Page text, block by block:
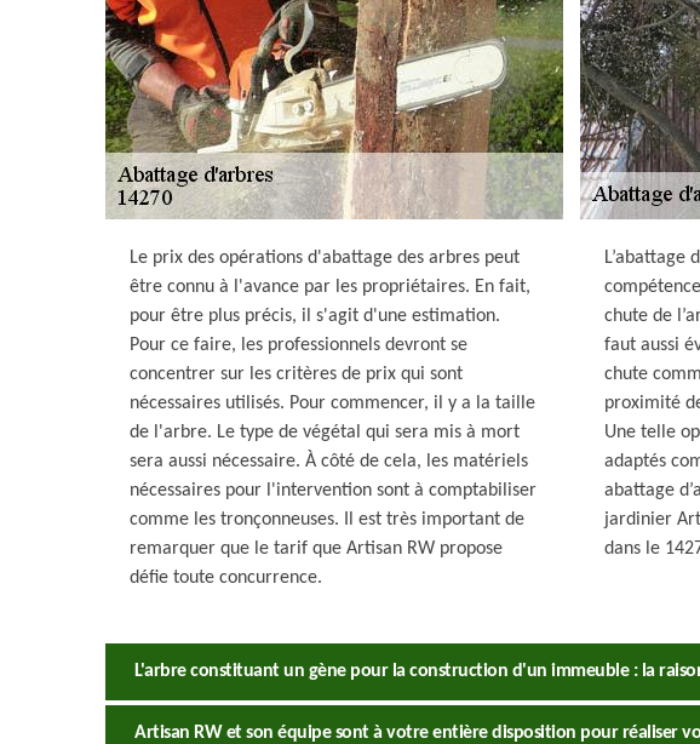
Le prix des opérations d'abattage des arbres peut
être connu à l'avance par les propriétaires. En fait,
pour être plus précis, il s'agit d'une estimation.
Pour ce faire, les professionnels devront se
concentrer sur les critères de prix qui sont
nécessaires utilisés. Pour commencer, il y a la taille
de l'arbre. Le type de végétal qui sera mis à mort
sera aussi nécessaire. À côté de cela, les matériels
nécessaires pour l'intervention sont à comptabiliser
comme les tronçonneuses. Il est très important de
remarquer que le tarif que Artisan RW propose
défie toute concurrence.
L’abattage
chute de
faut aussi
chute
proximité
Une telle
adaptés
abattage
jardinier
dans le
L'arbre constituant un gène pour la construction d'un immeuble : la
Artisan RW et son équipe sont à votre entière disposition pour réaliser